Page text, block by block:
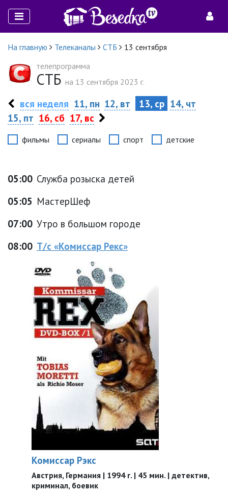
На главную Телеканалы СТБ
13 сентября
телепрограмма
СТБ на 13 сентября 2023 г.
вся неделя 11, пн 12, вт 13, ср 14, чт
15, пт 16, сб 17, вс
фильмы сериалы спорт детские
05:00 Служба розыска детей
05:05 МастерШеф
07:00 Утро в большом городе
08:00 Т/с «Комиссар Рекс»
Комиссар Рэкс
Австрия, Германия | 1994 г. | 45 мин. | детектив,
криминал, боевик